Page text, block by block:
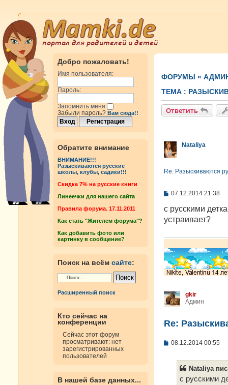
Добро пожаловать!
Имя пользователя:
Пароль:
Запомнить меня
Забыли пароль? Вам сюда!!
Обратите внимание
ВНИМАНИЕ!!!
Разыскиваются русские
школы, клубы, садики!!!
Cкидка 7% на русские книги
Линеечки для нашего сайта
Правила форума. 17.11.2011
Как стать "Жителем форума"?
Как добавить фото или
картинку в сообщение?
Поиск на всём сайте:
Расширенный поиск
Кто сейчас на
конференции
Сейчас этот форум
просматривают: нет
зарегистрированных
пользователей
В нашей базе данных...
ФОРУМЫ «
ТЕМА :
Ответить
Nataliya
Re: Разыскиваются
С
о
б
щ
н
е
07.12.2014 21:38
с русскими
устраивает?
gkir
Админ
Re:
С
08.12.2014 00:55
Nataliya
с русскими